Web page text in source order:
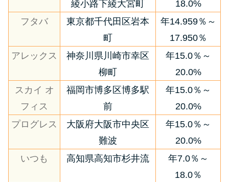
綾小路下綾大宮町
18.0%
フタバ
東京都千代田区岩本
町
年14.959％～
17.950％
アレックス
神奈川県川崎市幸区
柳町
年15.0％～
20.0%
スカイ オ
フィス
福岡市博多区博多駅
前
年15.0％～
20.0%
プログレス
大阪府大阪市中央区
難波
年15.0％～
20.0%
いつも
高知県高知市杉井流
年7.0％～
18.0％